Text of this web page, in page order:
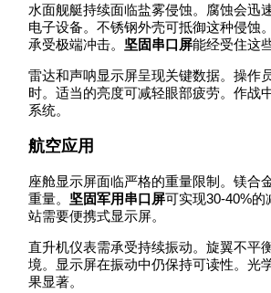
水面舰艇持续面临盐雾侵蚀。腐蚀会迅
电子设备。不锈钢外壳可抵御这种侵蚀
承受极端冲击。 坚固串口屏能经受住这
雷达和声呐显示屏呈现关键数据。操作
时。适当的亮度可减轻眼部疲劳。作战
系统。
航空应用
座舱显示屏面临严格的重量限制。镁合
重量。 坚固军用串口屏可实现30-40%
站需要便携式显示屏。
直升机仪表需承受持续振动。旋翼不平
境。显示屏在振动中仍保持可读性。光
果显著。